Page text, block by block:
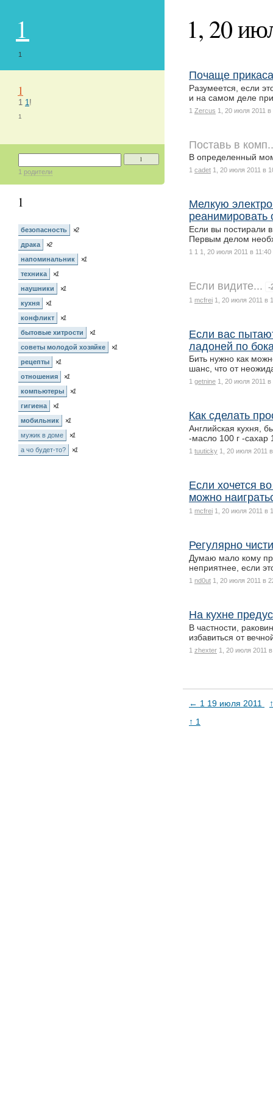
1
1
1
1 1!
1
1
1 родители
1
безопасность ×2
драка
×2
напоминальник
×1
техника
×1
наушники
×1
кухня
×1
конфликт
×1
бытовые хитрости
×1
советы молодой хозяйке
×1
рецепты
×1
отношения
×1
компьютеры
×1
гигиена
×1
мобильник
×1
мужик в доме
×1
а чо будет-то?
×1
1, 20
Почаще
Разумеется, если
и на самом деле
1 Zercus 1, 20 июля 2011 в
Поставь в
В определенный
1 cadet 1, 20 июля 2011 в
Мелкую
реанимировать
Если вы постирали
Первым делом
1 1 1, 20 июля 2011 в 11:40
Если видите... -
1 mcfrei 1, 20 июля 2011 в
Если вас
ладоней по
Бить нужно как
шанс, что от
1 getnine 1, 20 июля 2011 в
Как сделать
Английская кухня,
-масло 100 г -сахар
1 tuuticky 1, 20 июля 2011
Если хочется
можно
1 mcfrei 1, 20 июля 2011 в
Регулярно
Думаю мало кому
неприятнее, если
1 nd0ut 1, 20 июля 2011 в
На кухне
В частности,
избавиться от
1 zhexter 1, 20 июля 2011
← 1 19 июля 2011
↑ 1